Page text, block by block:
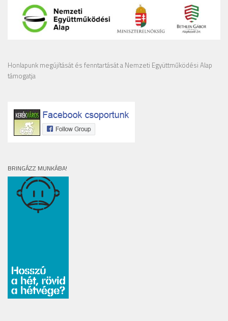
Honlapunk megújítását és fenntartását a Nemzeti Együttműködési Alap
támogatja
BRINGÁZZ MUNKÁBA!